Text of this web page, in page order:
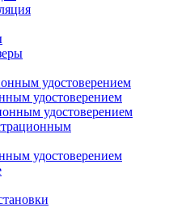
удостоверением
удостоверением
удостоверением
удостоверением